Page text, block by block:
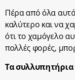
Πέρα από όλα
καλύτερο και να
ότι το χαμόγελο
πολλές φορές,
Τα